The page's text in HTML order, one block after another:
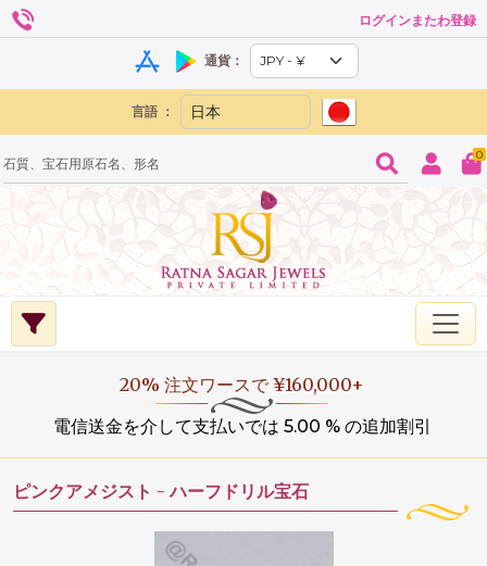
ログインまたわ登録
通貨：
言語 ：
0
20% 注文ワースで ¥160,000+
電信送金を介して支払いでは 5.00 % の追加割引
ピンクアメジスト - ハーフドリル宝石